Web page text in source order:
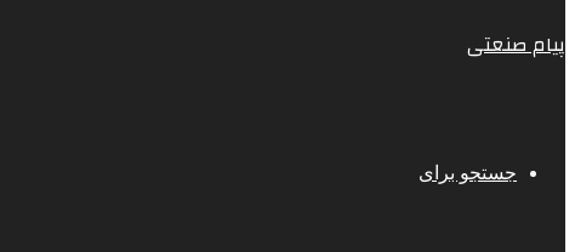
پیام صنعتی
جستجو برای